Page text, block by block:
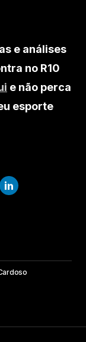
e análises
no R10
e não perca
esporte